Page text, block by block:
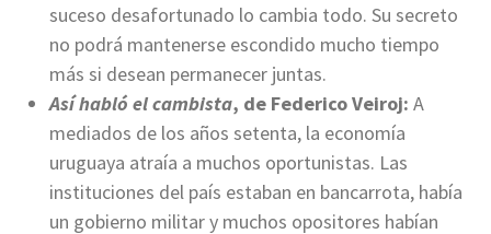
suceso desafortunado lo cambia todo. Su secreto
no podrá mantenerse escondido mucho tiempo
más si desean permanecer juntas.
Así habló el cambista, de Federico Veiroj: A
mediados de los años setenta, la economía
uruguaya atraía a muchos oportunistas. Las
instituciones del país estaban en bancarrota, había
un gobierno militar y muchos opositores habían